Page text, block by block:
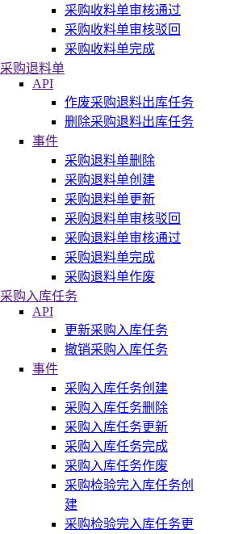
采购收料单审核通过
采购收料单审核驳回
采购收料单完成
采购退料单
API
作废采购退料出库任务
删除采购退料出库任务
事件
采购退料单删除
采购退料单创建
采购退料单更新
采购退料单审核驳回
采购退料单审核通过
采购退料单完成
采购退料单作废
采购入库任务
API
更新采购入库任务
撤销采购入库任务
事件
采购入库任务创建
采购入库任务删除
采购入库任务更新
采购入库任务完成
采购入库任务作废
采购检验完入库任务创
建
采购检验完入库任务更